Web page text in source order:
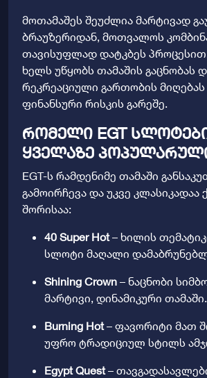
მოთამაშეს შეუძლია მარტივად
ბრაუზერიდან, მოთვალოს
თავისუფლად დატკბეს
ხელს უწყობს თამაშის გაცნობას
რეკრეაციული გართობის
ფინანსური რისკის გარეშე.
რომელი EGT
ყველაზე
EGT-ს რამდენიმე თამაში
გამოირჩევა და უკვე კლასიკადაა
შორისაა:
40 Super Hot– ხილის
სლოტი მაღალი
Shining Crown – ნაცნობი
მარტივი, დინამიკური თამაში.
Burning Hot– ფავორიტი მათ
უფრო ტრადიციულ სტილს
Egypt Quest–